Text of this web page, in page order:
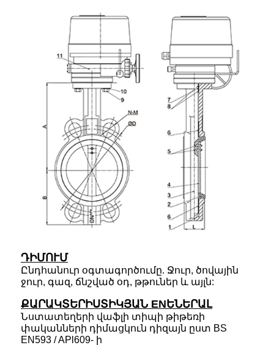
ԴԻՄՈՒՄ
Ընդհանուր օգտագործումը. Ջուր, ծովային
ջուր, գազ, ճնշված օդ, թթուներ և այլն:
ՔԱՐԱԿՏԵՐԻՍՏԻԿՅԱՆ ENԵՆԵՐԱԼ
Նստատեղերի վաֆլի տիպի թիթեռի
փականների դիմացկուն դիզայն ըստ BS
EN593 / APl609- ի